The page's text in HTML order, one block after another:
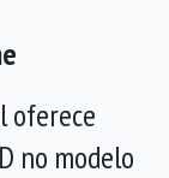
oferece
no modelo